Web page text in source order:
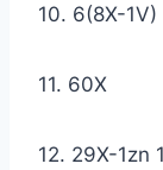
10. 6(8X-
11. 60X
12. 29X-1zn